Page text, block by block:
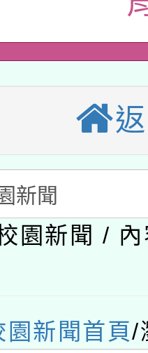
開 智慧啟航」
本校115學年
甄選結果公
)
應運動共學
暨閱讀推動專
科技賦能─人
課程
數位素養
數位內容與
」
關大陸委員
薪期間赴陸
轉知經濟部
水績優單位
園市孔廟
年桃園
園新聞 / 內
園新聞首頁/